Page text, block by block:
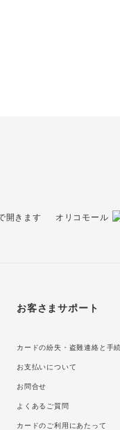
お客さまサポート
カードの紛失・盗難連絡と手
お支払いについて
お問合せ
よくあるご質問
カードのご利用にあたって
オリコモール